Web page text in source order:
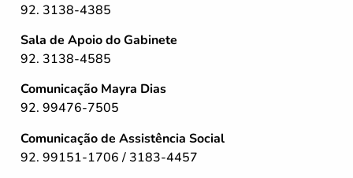
92. 3138-4385
Sala de Apoio do Gabinete
92. 3138-4585
Comunicação Mayra Dias
92. 99476-7505
Comunicação de Assistência Social
92. 99151-1706 / 3183-4457